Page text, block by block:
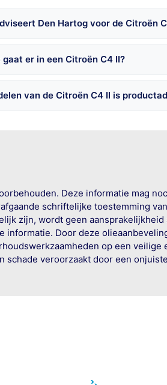
Den Hartog voor de Citroën
er in een Citroën C4 II?
van de Citroën C4 II is
Deze informatie mag
schriftelijke toestemming
zijn, wordt geen
informatie. Door deze
op een
schade veroorzaakt door een